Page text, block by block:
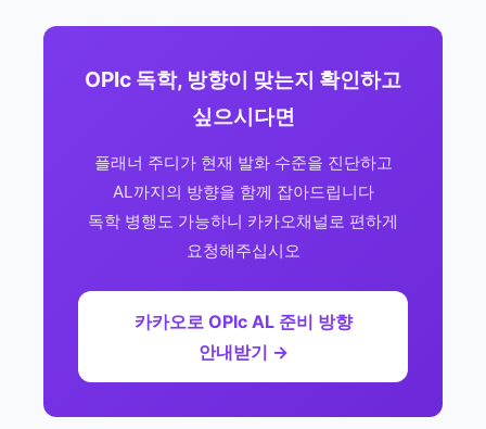
OPIc 독학, 방향이 맞는지 확인하고
싶으시다면
플래너 주디가 현재 발화 수준을 진단하고
AL까지의 방향을 함께 잡아드립니다
독학 병행도 가능하니 카카오채널로 편하게
요청해주십시오
카카오로 OPIc AL 준비 방향
안내받기 →